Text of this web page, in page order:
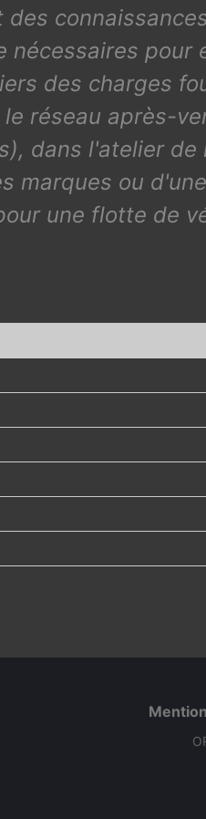
pour
des charges
réseau après-
dans l'atelier
marques ou
une flotte de